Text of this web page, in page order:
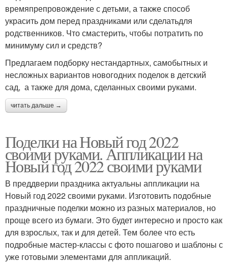
времяпрепровождение с детьми, а также способ
украсить дом перед праздниками или сделатьдля
родственников. Что смастерить, чтобы потратить по
минимуму сил и средств?
Предлагаем подборку нестандартных, самобытных и
несложных вариантов новогодних поделок в детский
сад, а также для дома, сделанных своими руками.
читать дальше →
Поделки на Новый год 2022
своими руками. Аппликации на
Новый год 2022 своими руками
В преддверии праздника актуальны аппликации на
Новый год 2022 своими руками. Изготовить подобные
праздничные поделки можно из разных материалов, но
проще всего из бумаги. Это будет интересно и просто как
для взрослых, так и для детей. Тем более что есть
подробные мастер-классы с фото пошагово и шаблоны с
уже готовыми элементами для аппликаций.